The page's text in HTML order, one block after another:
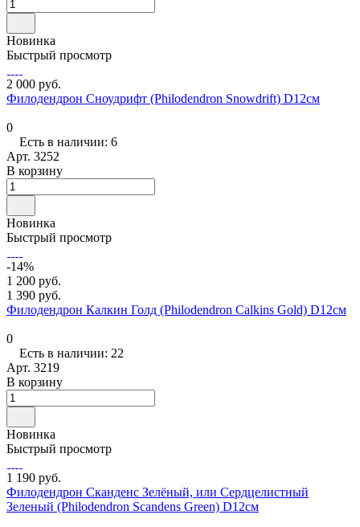
Новинка
Быстрый просмотр
2 000 руб.
Филодендрон Сноудрифт (Philodendron Snowdrift) D12см
0
Есть в наличии: 6
Арт. 3252
В корзину
Новинка
Быстрый просмотр
-14%
1 200 руб.
1 390 руб.
Филодендрон Калкин Голд (Philodendron Calkins Gold) D12см
0
Есть в наличии: 22
Арт. 3219
В корзину
Новинка
Быстрый просмотр
1 190 руб.
Филодендрон Сканденс Зелёный, или Сердцелистный
Зеленый (Philodendron Scandens Green) D12см